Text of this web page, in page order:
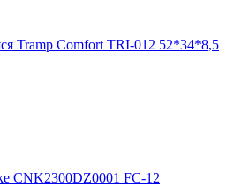
Tramp Comfort TRI-012 52*34*8,5
CNK2300DZ0001 FC-12